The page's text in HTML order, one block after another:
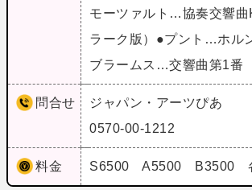
モーツァルト…協奏交響曲
ラーク版）●プント…ホル
ブラームス…交響曲第1番
問合せ
ジャパン・アーツぴあ
0570-00-1212
料金 S6500 A5500 B3500